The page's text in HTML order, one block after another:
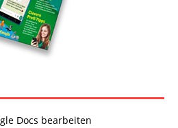
Docs bearbeiten